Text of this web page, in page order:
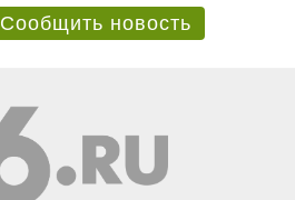
Сообщить новость